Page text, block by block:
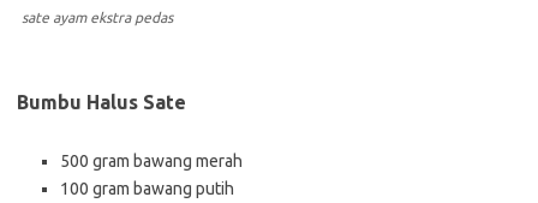
sate ayam ekstra pedas
Bumbu Halus Sate
500 gram bawang merah
100 gram bawang putih